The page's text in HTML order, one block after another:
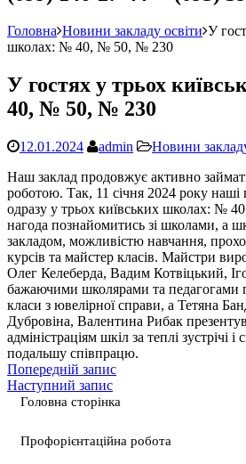
Головна Новини закладу освіти У
школах: № 40, № 50, № 230
У гостях у трьох
40, № 50, № 230
12.01.2024 admin Новини
Наш заклад продовжує активно
роботою. Так, 11 січня 2024 року наші
одразу у трьох київських школах: №
нагода познайомитись зі школами, а
закладом, можливістю навчання,
курсів та майстер класів. Майстри
Олег Келеберда, Вадим Котвіцький,
бажаючими школярами та педагогами
класи з ювелірної справи, а Тетяна
Дубровіна, Валентина Рибак
адміністраціям шкіл за теплі зустрічі і
подальшу співпрацю.
Попередній запис
Наступний запис
Головна сторінка
Профорієнтаційна робота